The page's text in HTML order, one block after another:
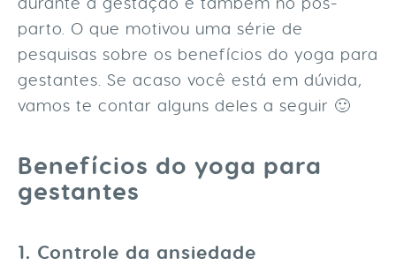
parto. O que motivou uma série de
pesquisas sobre os benefícios do yoga para
gestantes. Se acaso você está em dúvida,
vamos te contar alguns deles a seguir 🙂
Benefícios do yoga para
gestantes
1. Controle da ansiedade